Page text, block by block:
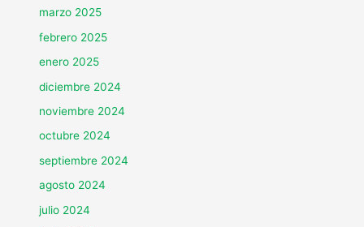
marzo 2025
febrero 2025
enero 2025
diciembre 2024
noviembre 2024
octubre 2024
septiembre 2024
agosto 2024
julio 2024